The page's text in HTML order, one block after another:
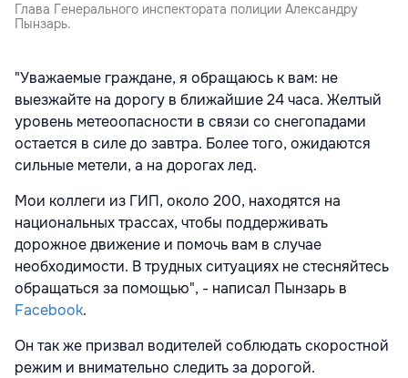
Глава Генерального инспектората полиции Александру
Пынзарь.
"Уважаемые граждане, я обращаюсь к вам: не
выезжайте на дорогу в ближайшие 24 часа. Желтый
уровень метеоопасности в связи со снегопадами
остается в силе до завтра. Более того, ожидаются
сильные метели, а на дорогах лед.
Мои коллеги из ГИП, около 200, находятся на
национальных трассах, чтобы поддерживать
дорожное движение и помочь вам в случае
необходимости. В трудных ситуациях не стесняйтесь
обращаться за помощью", - написал Пынзарь в
Facebook.
Он так же призвал водителей соблюдать скоростной
режим и внимательно следить за дорогой.